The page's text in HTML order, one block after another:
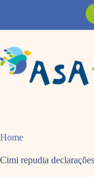
Home
Cimi repudia